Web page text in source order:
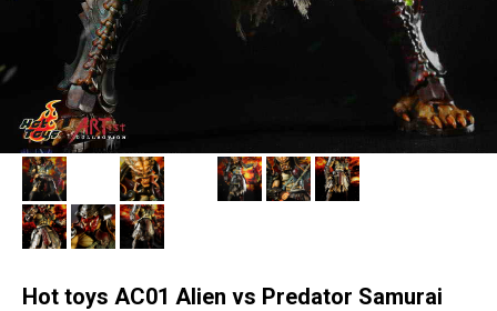
Hot toys AC01 Alien vs Predator Samurai